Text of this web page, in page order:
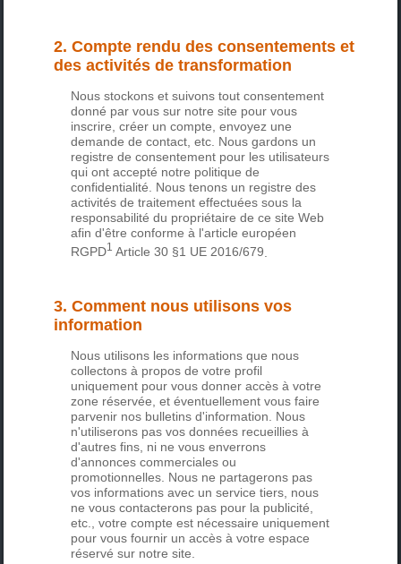
2. Compte rendu des consentements et
des activités de transformation
Nous stockons et suivons tout consentement
donné par vous sur notre site pour vous
inscrire, créer un compte, envoyez une
demande de contact, etc. Nous gardons un
registre de consentement pour les utilisateurs
qui ont accepté notre politique de
confidentialité. Nous tenons un registre des
activités de traitement effectuées sous la
responsabilité du propriétaire de ce site Web
afin d'être conforme à l'article européen
RGPD1 Article 30 §1 UE 2016/679
3. Comment nous utilisons vos
information
Nous utilisons les informations que nous
collectons à propos de votre profil
uniquement pour vous donner accès à votre
zone réservée, et éventuellement vous faire
parvenir nos bulletins d'information. Nous
n'utiliserons pas vos données recueillies à
d'autres fins, ni ne vous enverrons
d'annonces commerciales ou
promotionnelles. Nous ne partagerons pas
vos informations avec un service tiers, nous
ne vous contacterons pas pour la publicité,
etc., votre compte est nécessaire uniquement
pour vous fournir un accès à votre espace
réservé sur notre site.